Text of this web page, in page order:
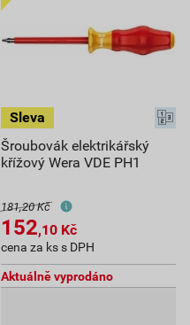
Šroubovák elektrikářský
křížový Wera VDE PH1
181,20 Kč
152,10 Kč
cena za ks s DPH
Aktuálně vyprodáno